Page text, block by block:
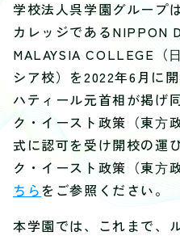
学校法人呉学園グループ
カレッジであるNIPPON
MALAYSIA COLLEGE（
シア校）を2022年6月に
ハティール元首相が掲げ
ク・イースト政策（東⽅
式に認可を受け開校の運
ク・イースト政策（東⽅
ちら をご参照ください。
本学園では、これまで、